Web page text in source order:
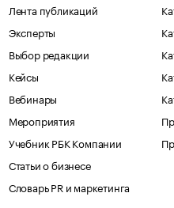
Лента публикаций
Эксперты
Выбор редакции
Кейсы
Вебинары
Мероприятия
Учебник РБК Компании
Статьи о бизнесе
Словарь PR и маркетинга